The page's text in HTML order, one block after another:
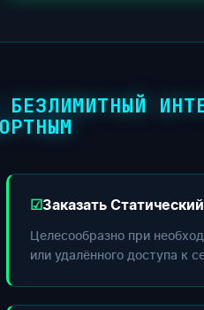
Заказать
Целесообразно при
или удалённого доступа к